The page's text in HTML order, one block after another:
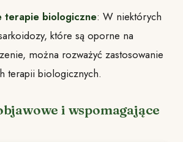
terapie biologiczne: W niektórych
które są oporne na
można rozważyć zastosowanie
terapii biologicznych.
i wspomagające